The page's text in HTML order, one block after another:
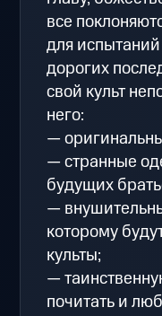
все
для
дорогих
свой культ
него:
—
— странные
будущих
—
которому
культы;
—
почитать и